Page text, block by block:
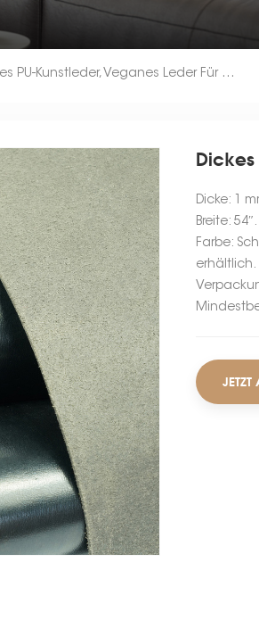
Dickes PU-Kunstleder, Veganes Leder Für Gürteltaschen
Dickes
Dicke: 1
Breite: 54″.
Farbe:
erhältlich.